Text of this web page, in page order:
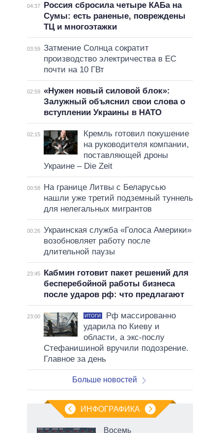
04:37
Россия сбросила четыре КАБа на
Сумы: есть раненые, повреждены
ТЦ и многоэтажки
03:59 Затмение Солнца сократит
производство электричества в ЕС
почти на 10 ГВт
02:59 «Нужен новый силовой блок»:
Залужный объяснил свои слова о
вступлении Украины в НАТО
02:15
Кремль готовил покушение
на руководителя компании,
поставляющей дроны
Украине – Die Zeit
00:58
На границе Литвы с Беларусью
нашли уже третий подземный туннель
для нелегальных мигрантов
00:26 Украинская служба «Голоса Америки»
возобновляет работу после
длительной паузы
23:45
Кабмин готовит пакет решений для
бесперебойной работы бизнеса
после ударов рф: что предлагают
23:00 ИТОГИ
Рф массированно
ударила по Киеву и
области, а экс-послу
Стефанишиной вручили подозрение.
Главное за день
Больше новостей
ИНФОГРАФИКА
Восемь